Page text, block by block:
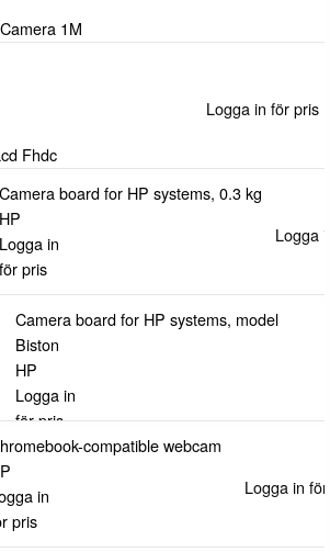
1M
Fhdc
Logga in för pris
Camera board for HP systems, 0.3 kg
HP
Logga in
för pris
Logga
Camera board for HP systems, model
Biston
HP
Logga in
för pris
compatible webcam
in
pris
Logga in